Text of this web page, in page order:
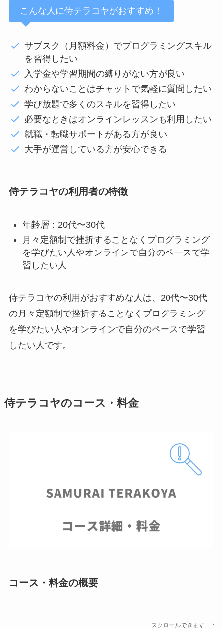
こんな人に侍テラコヤがおすすめ！
サブスク（月額料金）でプログラミングスキル
を習得したい
入学金や学習期間の縛りがない方が良い
わからないことはチャットで気軽に質問したい
学び放題で多くのスキルを習得したい
必要なときはオンラインレッスンも利用したい
就職・転職サポートがある方が良い
大手が運営している方が安心できる
侍テラコヤの利用者の特徴
年齢層：20代〜30代
月々定額制で挫折することなくプログラミング
を学びたい人やオンラインで自分のペースで学
習したい人
侍テラコヤの利用がおすすめな人は、20代〜30代
の月々定額制で挫折することなくプログラミング
を学びたい人やオンラインで自分のペースで学習
したい人です。
侍テラコヤのコース・料金
コース・料金の概要
スクロールできます